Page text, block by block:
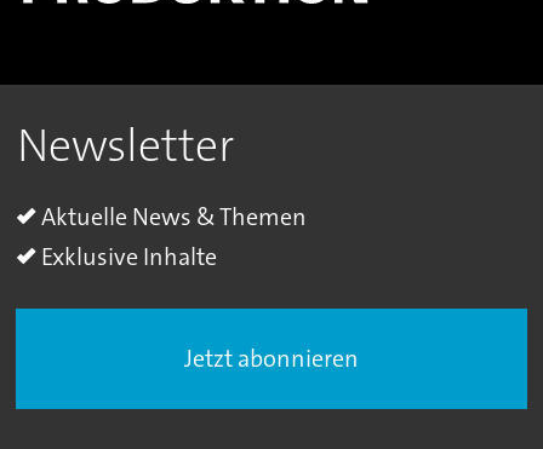
Newsletter
Aktuelle News & Themen
Exklusive Inhalte
Jetzt abonnieren